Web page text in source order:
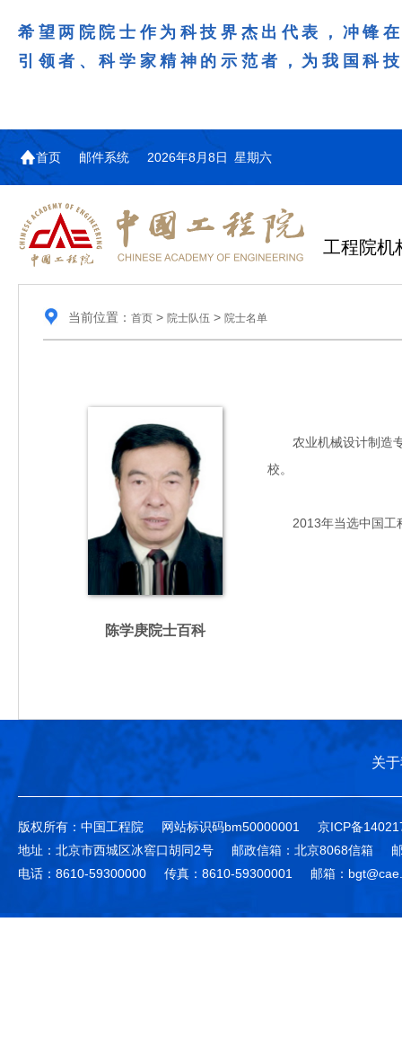
希望两院院士作为科技界杰出代表，冲锋
引领者、科学家精神的示范者，为我国科
首页 邮件系统 2026年8月8日 星期六
工程院机
当前位置： 首页> 院士队伍 > 院士名单
陈学庚院士百科
农业机械设计制造专
校。
2013年当选中国工
关
版权所有：中国工程院 网站标识码bm50000001
京ICP备
地址：北京市西城区冰窖口胡同2号
邮政信箱：北京8068信箱
电话：8610-59300000
传真：8610-59300001 邮箱：